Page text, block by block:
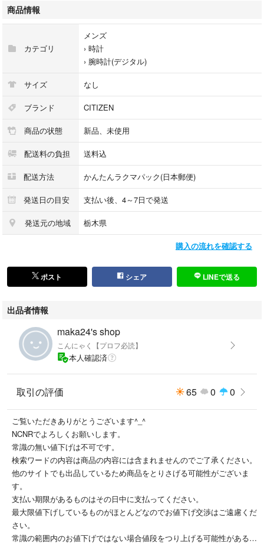
商品情報
カテゴリ
メンズ
› 時計
› 腕時計(デジタル)
サイズ なし
ブランド CITIZEN
商品の状態 新品、未使用
配送料の負担 送料込
配送方法 かんたんラクマパック(日本郵便)
発送日の目安 支払い後、4～7日で発送
発送元の地域 栃木県
購入の流れを確認する
ポスト シェア LINEで送る
出品者情報
maka24's shop
こんにゃく【プロフ必読】
本人確認済
取引の評価 65 0 0
ご覧いただきありがとうございます^_^
NCNRでよろしくお願いします。
常識の無い値下げは不可です。
検索ワードの内容は商品の内容には含まれませんのでご了承ください。
他のサイトでも出品しているため商品をとりさげる可能性がございま
す。
支払い期限があるものはその日中に支払ってください。
最大限値下げしているものがほとんどなのでお値下げ交渉はご遠慮くだ
さい。
常識の範囲内のお値下げではない場合値段をつり上げる可能性があるの